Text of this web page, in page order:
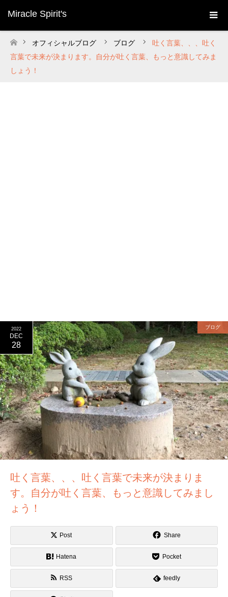
Miracle Spirit's
ホーム
オフィシャルブログ ブログ
吐く言葉、、、吐く
言葉で未来が決まります。自分が吐く言葉、もっと意識してみま
しょう！
2022
DEC
28
ブログ
吐く言葉、、、吐く言葉で未来が決まりま
す。自分が吐く言葉、もっと意識してみまし
ょう！
Post Share
Hatena Pocket
RSS feedly